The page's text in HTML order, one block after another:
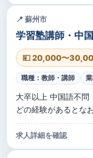
📍 蘇州市
学習塾講師・中
💴 20,000〜
職種：教師・講師
大卒以上 中国語不問
どの経験があるとな
求人詳細を確認